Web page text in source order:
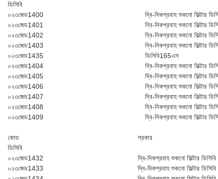
ডি‌সি‌বি
০২৩জেড1400
দ্বি-দিকপ্রবাহ শুকনো ফিল্টার
০২৩জেড1401
দ্বি-দিকপ্রবাহ শুকনো ফিল্টার
০২৩জেড1402
দ্বি-দিকপ্রবাহ শুকনো ফিল্টার
০২৩জেড1403
দ্বি-দিকপ্রবাহ শুকনো ফিল্টার
০২৩জেড1435
ডি‌সি‌বি165এস
০২৩জেড1404
দ্বি-দিকপ্রবাহ শুকনো ফিল্টার
০২৩জেড1405
দ্বি-দিকপ্রবাহ শুকনো ফিল্টার
০২৩জেড1406
দ্বি-দিকপ্রবাহ শুকনো ফিল্টার
০২৩জেড1407
দ্বি-দিকপ্রবাহ শুকনো ফিল্টার
০২৩জেড1408
দ্বি-দিকপ্রবাহ শুকনো ফিল্টার
০২৩জেড1409
দ্বি-দিকপ্রবাহ শুকনো ফিল্টার
কোড
প্রকার
ডি‌সি‌বি
০২৩জেড1432
দ্বি-দিকপ্রবাহ শুকনো ফিল্টার
০২৩জেড1433
দ্বি-দিকপ্রবাহ শুকনো ফিল্টার